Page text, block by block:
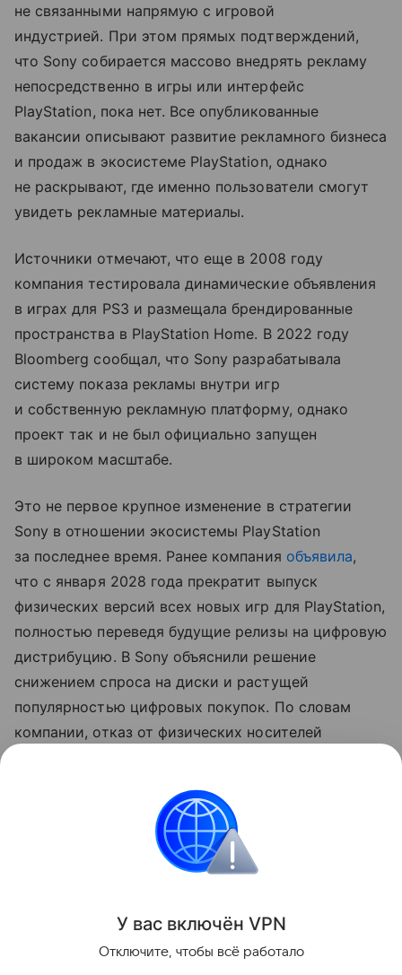
не связанными напрямую с игровой
индустрией. При этом прямых подтверждений,
что Sony собирается массово внедрять рекламу
непосредственно в игры или интерфейс
PlayStation, пока нет. Все опубликованные
вакансии описывают развитие рекламного бизнеса
и продаж в экосистеме PlayStation, однако
не раскрывают, где именно пользователи смогут
увидеть рекламные материалы.
Источники отмечают, что еще в 2008 году
компания тестировала динамические объявления
в играх для PS3 и размещала брендированные
пространства в PlayStation Home. В 2022 году
Bloomberg сообщал, что Sony разрабатывала
систему показа рекламы внутри игр
и собственную рекламную платформу, однако
проект так и не был официально запущен
в широком масштабе.
Это не первое крупное изменение в стратегии
Sony в отношении экосистемы PlayStation
за последнее время. Ранее компания объявила,
что с января 2028 года прекратит выпуск
физических версий всех новых игр для PlayStation,
полностью переведя будущие релизы на цифровую
дистрибуцию. В Sony объяснили решение
снижением спроса на диски и растущей
популярностью цифровых покупок. По словам
компании, отказ от физических носителей
Поделиться
У вас включён VPN
Отключите, чтобы всё работало